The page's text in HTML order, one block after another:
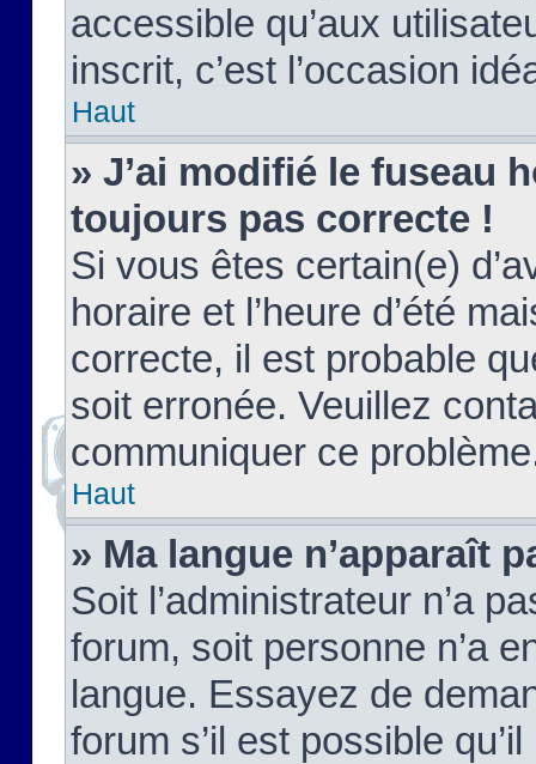
accessible qu’aux
inscrit, c’est l’occasion
Haut
» J’ai modifié le fuseau
toujours pas correcte !
Si vous êtes certain(e)
horaire et l’heure d’été
correcte, il est probable
soit erronée. Veuillez
communiquer ce
Haut
» Ma langue n’apparaît
Soit l’administrateur n’a
forum, soit personne n’a
langue. Essayez de
forum s’il est possible